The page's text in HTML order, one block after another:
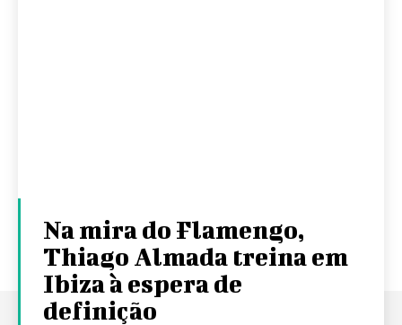
Na mira do Flamengo,
Thiago Almada treina em
Ibiza à espera de
definição